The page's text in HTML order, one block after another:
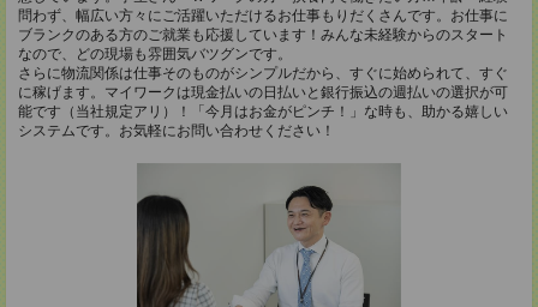
問わず、幅広い方々にご活躍いただけるお仕事もりだくさんです。お仕事に
ブランクのある方のご就業も応援しています！みんな未経験からのスタート
なので、どの現場も雰囲気バツグンです。
さらに物流関係は仕事そのものがシンプルだから、すぐに始められて、すぐ
に稼げます。マイワークは現金払いの日払いと銀行振込の週払いの選択が可
能です（当社規定アリ）！「今月はお金がピンチ！」な時も、助かる嬉しい
システムです。お気軽にお問い合わせください！